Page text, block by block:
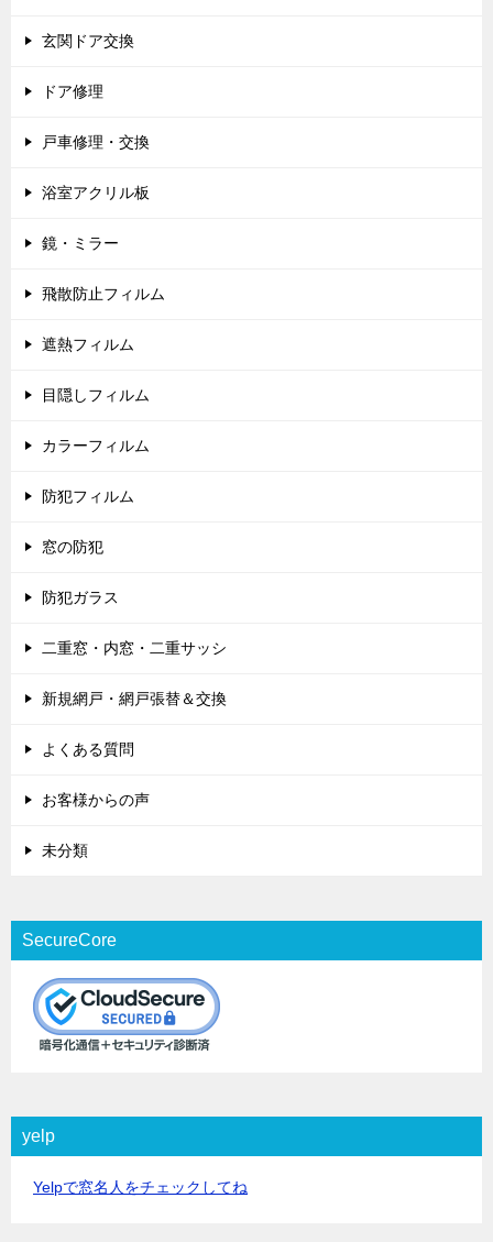
玄関ドア交換
ドア修理
戸車修理・交換
浴室アクリル板
鏡・ミラー
飛散防止フィルム
遮熱フィルム
目隠しフィルム
カラーフィルム
防犯フィルム
窓の防犯
防犯ガラス
二重窓・内窓・二重サッシ
新規網戸・網戸張替＆交換
よくある質問
お客様からの声
未分類
SecureCore
yelp
Yelpで窓名人をチェックしてね